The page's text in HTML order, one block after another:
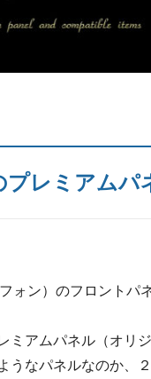
レミアムパ
ォン）のフロントパ
アムパネル（オリ
なパネルなのか、